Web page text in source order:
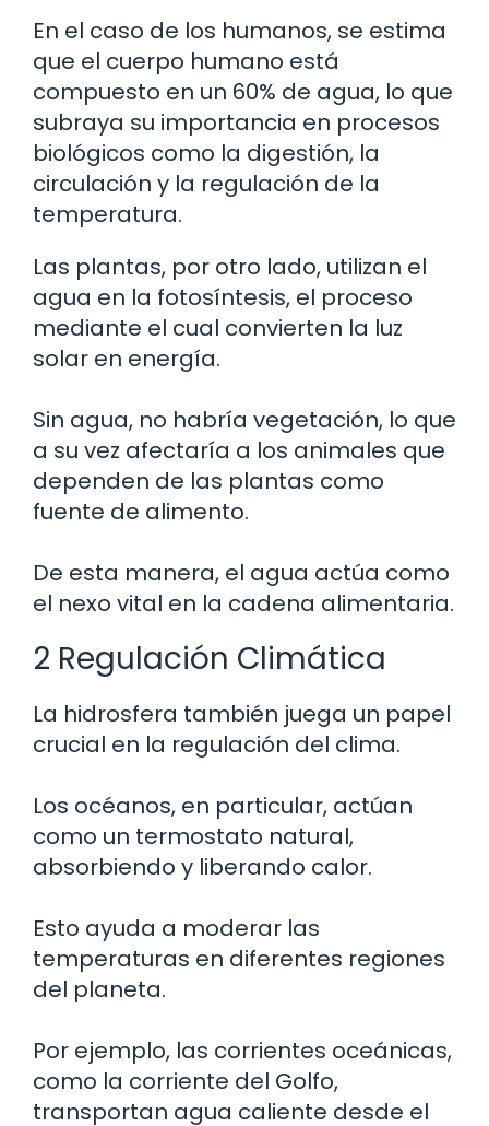
En el caso de los humanos, se estima
que el cuerpo humano está
compuesto en un 60% de agua, lo que
subraya su importancia en procesos
biológicos como la digestión, la
circulación y la regulación de la
temperatura.
Las plantas, por otro lado, utilizan el
agua en la fotosíntesis, el proceso
mediante el cual convierten la luz
solar en energía.
Sin agua, no habría vegetación, lo que
a su vez afectaría a los animales que
dependen de las plantas como
fuente de alimento.
De esta manera, el agua actúa como
el nexo vital en la cadena alimentaria.
2 Regulación Climática
La hidrosfera también juega un papel
crucial en la regulación del clima.
Los océanos, en particular, actúan
como un termostato natural,
absorbiendo y liberando calor.
Esto ayuda a moderar las
temperaturas en diferentes regiones
del planeta.
Por ejemplo, las corrientes oceánicas,
como la corriente del Golfo,
transportan agua caliente desde el